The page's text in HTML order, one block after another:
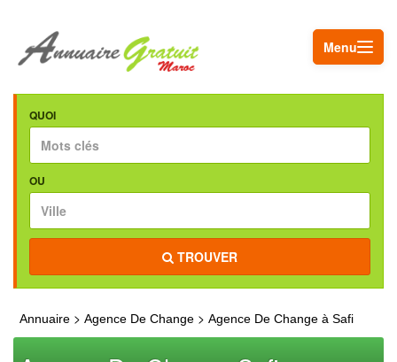
Menu
QUOI
OU
TROUVER
Annuaire > Agence De Change > Agence De Change à Safi